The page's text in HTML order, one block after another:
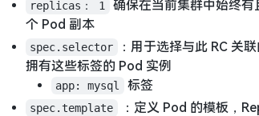
replicas： 1
确保在当前集群中始终
个 Pod 副本
spec.selector
：用于选择与此 RC 关
拥有这些标签的 Pod 实例
app: mysql 标签
spec.template ：定义 Pod 的模板，